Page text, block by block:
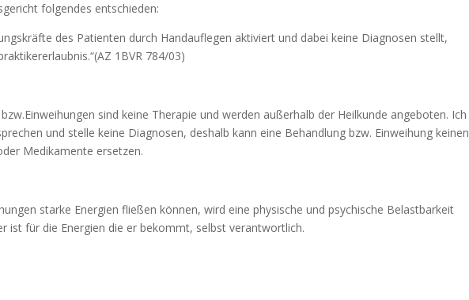
folgendes entschieden:
des Patienten durch Handauflegen aktiviert und dabei keine Diagnosen stellt,
1BVR 784/03)
sind keine Therapie und werden außerhalb der Heilkunde angeboten. Ich
und stelle keine Diagnosen, deshalb kann eine Behandlung bzw. Einweihung keinen
Medikamente ersetzen.
starke Energien fließen können, wird eine physische und psychische Belastbarkeit
ist für die Energien die er bekommt, selbst verantwortlich.
NAMASTÉ!
Wir machen kurz Urlaub 🧳 und tanken neue Energie